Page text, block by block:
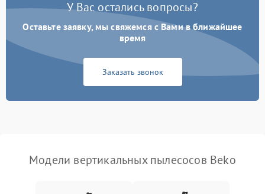
Неисправность системы
1000 ₽ Подробнее →
Неисправность системы
1000 ₽
Поломка системы
управления
1500 ₽ Подробнее →
У Вас остались вопросы?
Оставьте заявку, мы свяжемся с Вами в ближайшее
время
Заказать звонок
Модели вертикальных пылесосов Beko